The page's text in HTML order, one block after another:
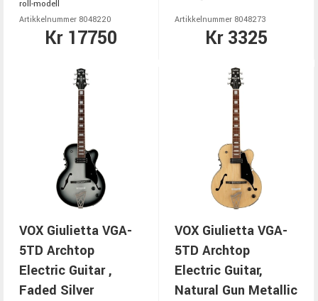
roll-modell
Artikkelnummer 8048220
Kr 17750
Artikkelnummer 8048273
Kr 3325
VOX Giulietta VGA-
5TD Archtop
Electric Guitar ,
Faded Silver
VOX Giulietta VGA-
5TD Archtop
Electric Guitar,
Natural Gun Metallic